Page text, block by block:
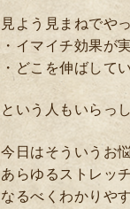
見よう見まねでや
・イマイチ効果が
・どこを伸ばして
という人もいらっ
今日はそういうお
あらゆるストレッ
なるべくわかりや